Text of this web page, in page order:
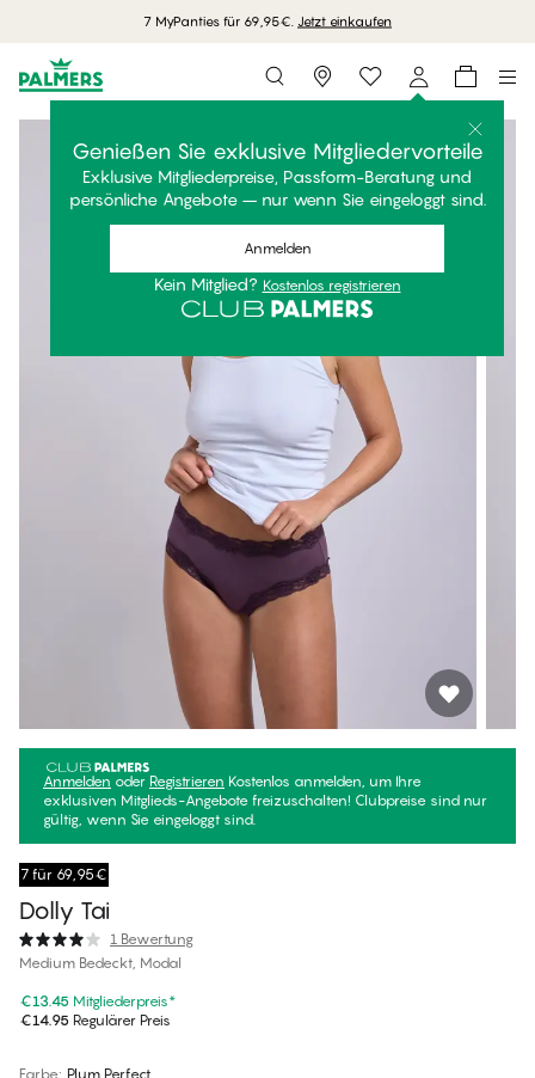
7 MyPanties für 69,95€. Jetzt einkaufen
Storefinder
Genießen Sie exklusive Mitgliedervorteile
Exklusive Mitgliederpreise, Passform-Beratung und
persönliche Angebote – nur wenn Sie eingeloggt sind.
Anmelden
Kein Mitglied? Kostenlos registrieren
Anmelden oder Registrieren Kostenlos anmelden, um Ihre
exklusiven Mitglieds-Angebote freizuschalten! Clubpreise sind nur
gültig, wenn Sie eingeloggt sind.
7 für 69,95€
Dolly Tai
1 Bewertung
Medium Bedeckt, Modal
€13.45 Mitgliederpreis*
€14.95 Regulärer Preis
Farbe: Plum Perfect